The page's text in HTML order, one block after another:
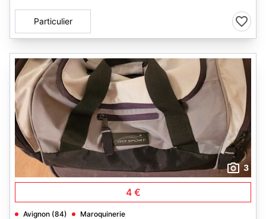
Particulier
3
4 €
Avignon (84) Maroquinerie